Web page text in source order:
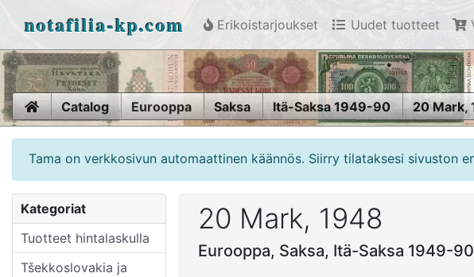
notafilia-kp.com Erikoistarjoukset Uudet tuotteet
HomeCatalog Eurooppa Saksa Itä-Saksa 1949-90 20 Mark,
Tama on verkkosivun automaattinen käännös. Siirry tilataksesi sivuston
Kategoriat
Tuotteet hintalaskulla
Tšekkoslovakia ja
20 Mark, 1948
Eurooppa, Saksa, Itä-Saksa 1949-90